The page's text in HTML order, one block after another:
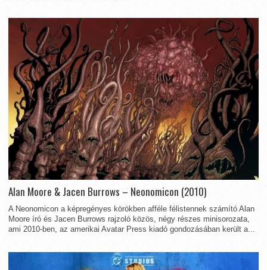
Alan Moore & Jacen Burrows – Neonomicon (2010)
A Neonomicon a képregényes körökben afféle félistennek számító Alan
Moore író és Jacen Burrows rajzoló közös, négy részes minisorozata,
ami 2010-ben, az amerikai Avatar Press kiadó gondozásában került a...